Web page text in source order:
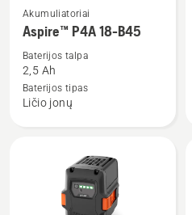
Žiūrėti
daugiau
apie
Aspire™
P4A
Akumuliatoriai
Aspire™ P4A 18-B45
Baterijos talpa
2,5 Ah
Baterijos tipas
Ličio jonų